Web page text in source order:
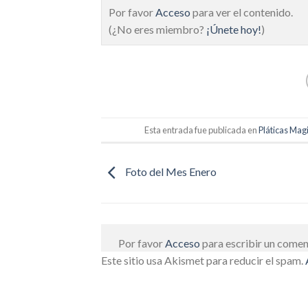
Por favorAcceso para ver el contenido.
(¿No eres miembro? ¡Únete hoy!)
Esta entrada fue publicada enPláticas
Foto del Mes Enero
Por favor Acceso para escribir un
Este sitio usa Akismet para reducir el spam.